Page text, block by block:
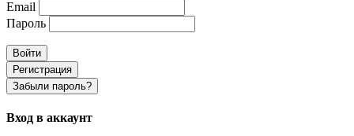
Email
Пароль
Войти
Регистрация
Забыли пароль?
Вход в аккаунт